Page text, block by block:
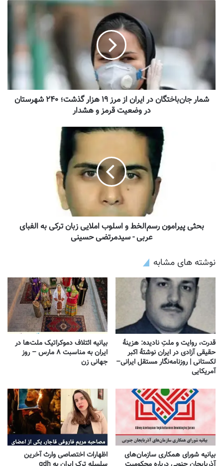
شمار جان‌باختگان در ایران از مرز ۱۹ هزار گذشت؛ ۲۴۰ شهرستان
در وضعیت قرمز و هشدار
بحثی پیرامون رسم‌الخط و اسلوب املایی زبان ترکی به الفبای
عربی - سیدمرتضی حسینی
نوشته های مشابه
قدرت، روایت و ملتِ نادیده: هزینهٔ
حقیقی آزادی در ایران نوشتهٔ اکبر
لکستانی | روزنامه‌نگار مستقل ایرانی–
آمریکایی
بیانیه ائتلاف دموکراتیک ملت‌ها در
ایران به مناسبت ۸ مارس – روز
جهانی زن
بیانیه شورای همکاری سازمان‌های
اظهارات اختصاصی وارث آخرین